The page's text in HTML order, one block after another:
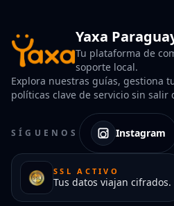
Yaxa
Tu plataforma de
soporte local.
Explora nuestras guías, gestiona
políticas clave de servicio sin salir
SÍGUENOS Instagram
SSL ACTIVO
Tus datos viajan cifrados.